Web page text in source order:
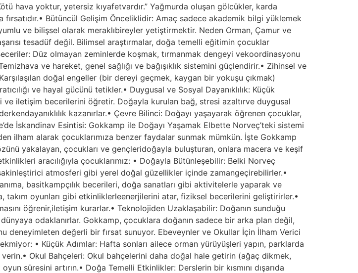
hava yoktur, yetersiz kıyafetvardır.” Yağmurda oluşan gölcükler, karda
Bütüncül Gelişim Önceliklidir: Amaç sadece akademik bilgi yüklemek
ve bilişsel olarak meraklıbireyler yetiştirmektir. Neden Orman, Çamur ve
tesadüf değil. Bilimsel araştırmalar, doğa temelli eğitimin çocuklar
Düz olmayan zeminlerde koşmak, tırmanmak dengeyi vekoordinasyonu
ve hareket, genel sağlığı ve bağışıklık sistemini güçlendirir.• Zihinsel ve
doğal engeller (bir dereyi geçmek, kaygan bir yokuşu çıkmak)
ve hayal gücünü tetikler.• Duygusal ve Sosyal Dayanıklılık: Küçük
ve iletişim becerilerini öğretir. Doğayla kurulan bağ, stresi azaltırve duygusal
kazanırlar.• Çevre Bilinci: Doğayı yaşayarak öğrenen çocuklar,
İskandinav Esintisi: Gokkamp ile Doğayı Yaşamak Elbette Norveç’teki sistemi
ilham alarak çocuklarımıza benzer faydalar sunmak mümkün. İşte Gokkamp
yakalayan, çocukları ve gençleridoğayla buluşturan, onlara macera ve keşif
aracılığıyla çocuklarımız: • Doğayla Bütünleşebilir: Belki Norveç
atmosferi gibi yerel doğal güzellikler içinde zamangeçirebilirler.•
basitkampçılık becerileri, doğa sanatları gibi aktivitelerle yaparak ve
oyunları gibi etkinliklerleenerjilerini atar, fiziksel becerilerini geliştirirler.•
öğrenir,iletişim kurarlar.• Teknolojiden Uzaklaşabilir: Doğanın sunduğu
odaklanırlar. Gokkamp, çocuklara doğanın sadece bir arka plan değil,
deneyimleten değerli bir fırsat sunuyor. Ebeveynler ve Okullar İçin İlham Verici
• Küçük Adımlar: Hafta sonları ailece orman yürüyüşleri yapın, parklarda
Okul Bahçeleri: Okul bahçelerini daha doğal hale getirin (ağaç dikmek,
süresini artırın.• Doğa Temelli Etkinlikler: Derslerin bir kısmını dışarıda